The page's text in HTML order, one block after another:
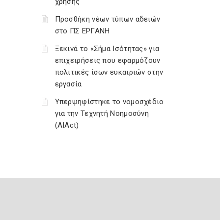
Προσθήκη νέων τύπων αδειών
στο ΠΣ ΕΡΓΑΝΗ
Ξεκινά το «Σήμα Ισότητας» για
επιχειρήσεις που εφαρμόζουν
πολιτικές ίσων ευκαιριών στην
εργασία
Υπερψηφίστηκε το νομοσχέδιο
για την Τεχνητή Νοημοσύνη
(AIAct)